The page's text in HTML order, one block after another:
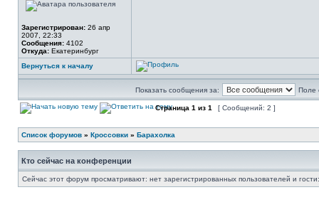
Зарегистрирован: 26 апр
2007, 22:33
Сообщения: 4102
Откуда: Екатеринбург
Вернуться к началу
Показать сообщения за: Поле
Страница 1 из 1 [ Сообщений: 2 ]
Список форумов » Кроссовки » Барахолка
Кто сейчас на конференции
Сейчас этот форум просматривают: нет зарегистрированных пользователей и